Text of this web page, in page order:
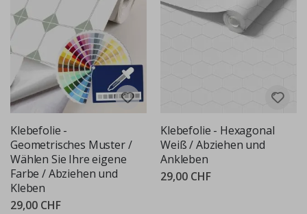
Klebefolie -
Geometrisches Muster /
Wählen Sie Ihre eigene
Farbe / Abziehen und
Kleben
29,00 CHF
Klebefolie - Hexagonal
Weiß / Abziehen und
Ankleben
29,00 CHF